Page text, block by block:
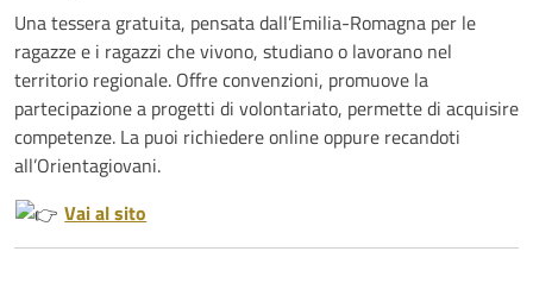
Una tessera gratuita, pensata dall’Emilia-Romagna per le
ragazze e i ragazzi che vivono, studiano o lavorano nel
territorio regionale. Offre convenzioni, promuove la
partecipazione a progetti di volontariato, permette di acquisire
competenze. La puoi richiedere online oppure recandoti
all’Orientagiovani.
Vai al sito